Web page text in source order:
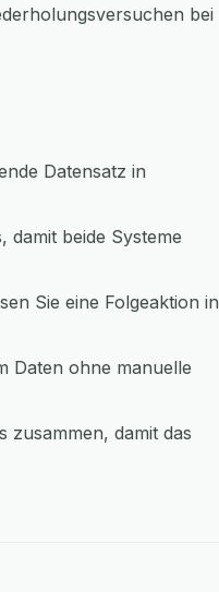
bei
Datensatz in
beide Systeme
Sie eine Folgeaktion in
Daten ohne manuelle
damit das